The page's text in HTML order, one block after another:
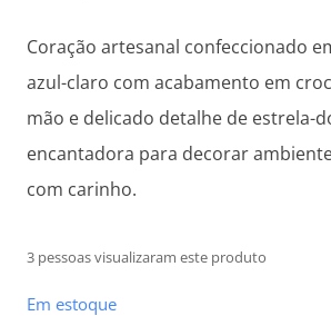
Coração artesanal confeccionado
azul-claro com acabamento em
mão e delicado detalhe de estrela-
encantadora para decorar
com carinho.
3 pessoas visualizaram este produto
Em estoque